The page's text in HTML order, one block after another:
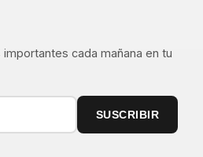
cada mañana en tu
SUSCRIBIR